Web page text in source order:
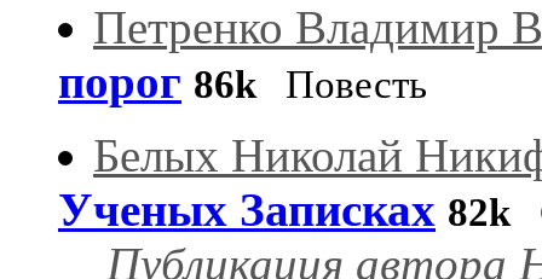
Петренко Владимир
порог 86k Повесть
Белых Николай
Ученых Записках 82k
Публикация